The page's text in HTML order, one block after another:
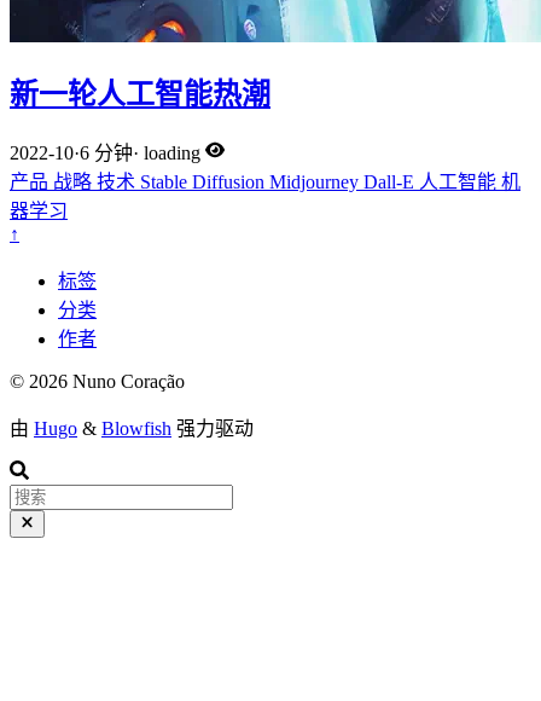
新一轮人工智能热潮
2022-10·6 分钟· loading
产品 战略 技术 Stable Diffusion Midjourney Dall-E 人工智能 机
器学习
↑
标签
分类
作者
© 2026 Nuno Coração
由 Hugo & Blowfish 强力驱动